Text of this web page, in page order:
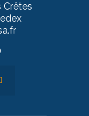
Crêtes